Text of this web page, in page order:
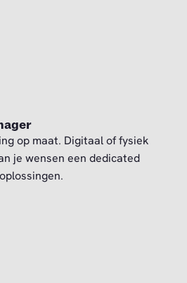
op maat. Digitaal of fysiek
je wensen een dedicated